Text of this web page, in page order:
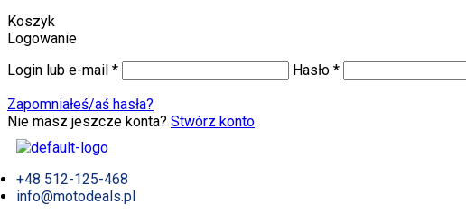
Koszyk
Logowanie
Login lub e-mail * Hasło *
Zapomniałeś/aś hasła?
Nie masz jeszcze konta? Stwórz konto
+48 512-125-468
info@motodeals.pl